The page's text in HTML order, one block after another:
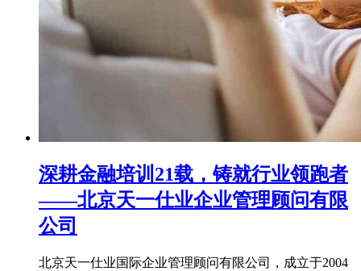
深耕金融培训21载，铸就行业领跑者
——北京天一仕业企业管理顾问有限
公司
北京天一仕业国际企业管理顾问有限公司，成立于2004